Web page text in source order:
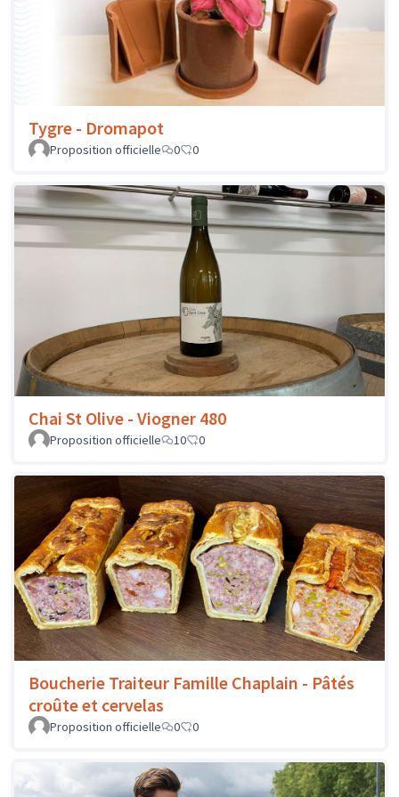
Tygre - Dromapot
Proposition officielle 0 0
Chai St Olive - Viogner 480
Proposition officielle 10 0
Boucherie Traiteur Famille Chaplain - Pâtés
croûte et cervelas
Proposition officielle 0 0